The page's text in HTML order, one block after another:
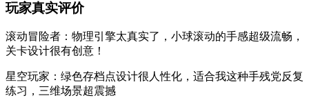
玩家真实评价
滚动冒险者：物理引擎太真实了，小球滚动的手感超级流畅，
关卡设计很有创意！
星空玩家：绿色存档点设计很人性化，适合我这种手残党反复
练习，三维场景超震撼